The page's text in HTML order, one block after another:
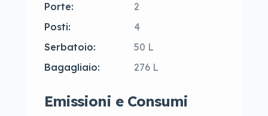
Porte:
2
Posti:
4
Serbatoio:
50 L
Bagagliaio:
276 L
Emissioni e Consumi